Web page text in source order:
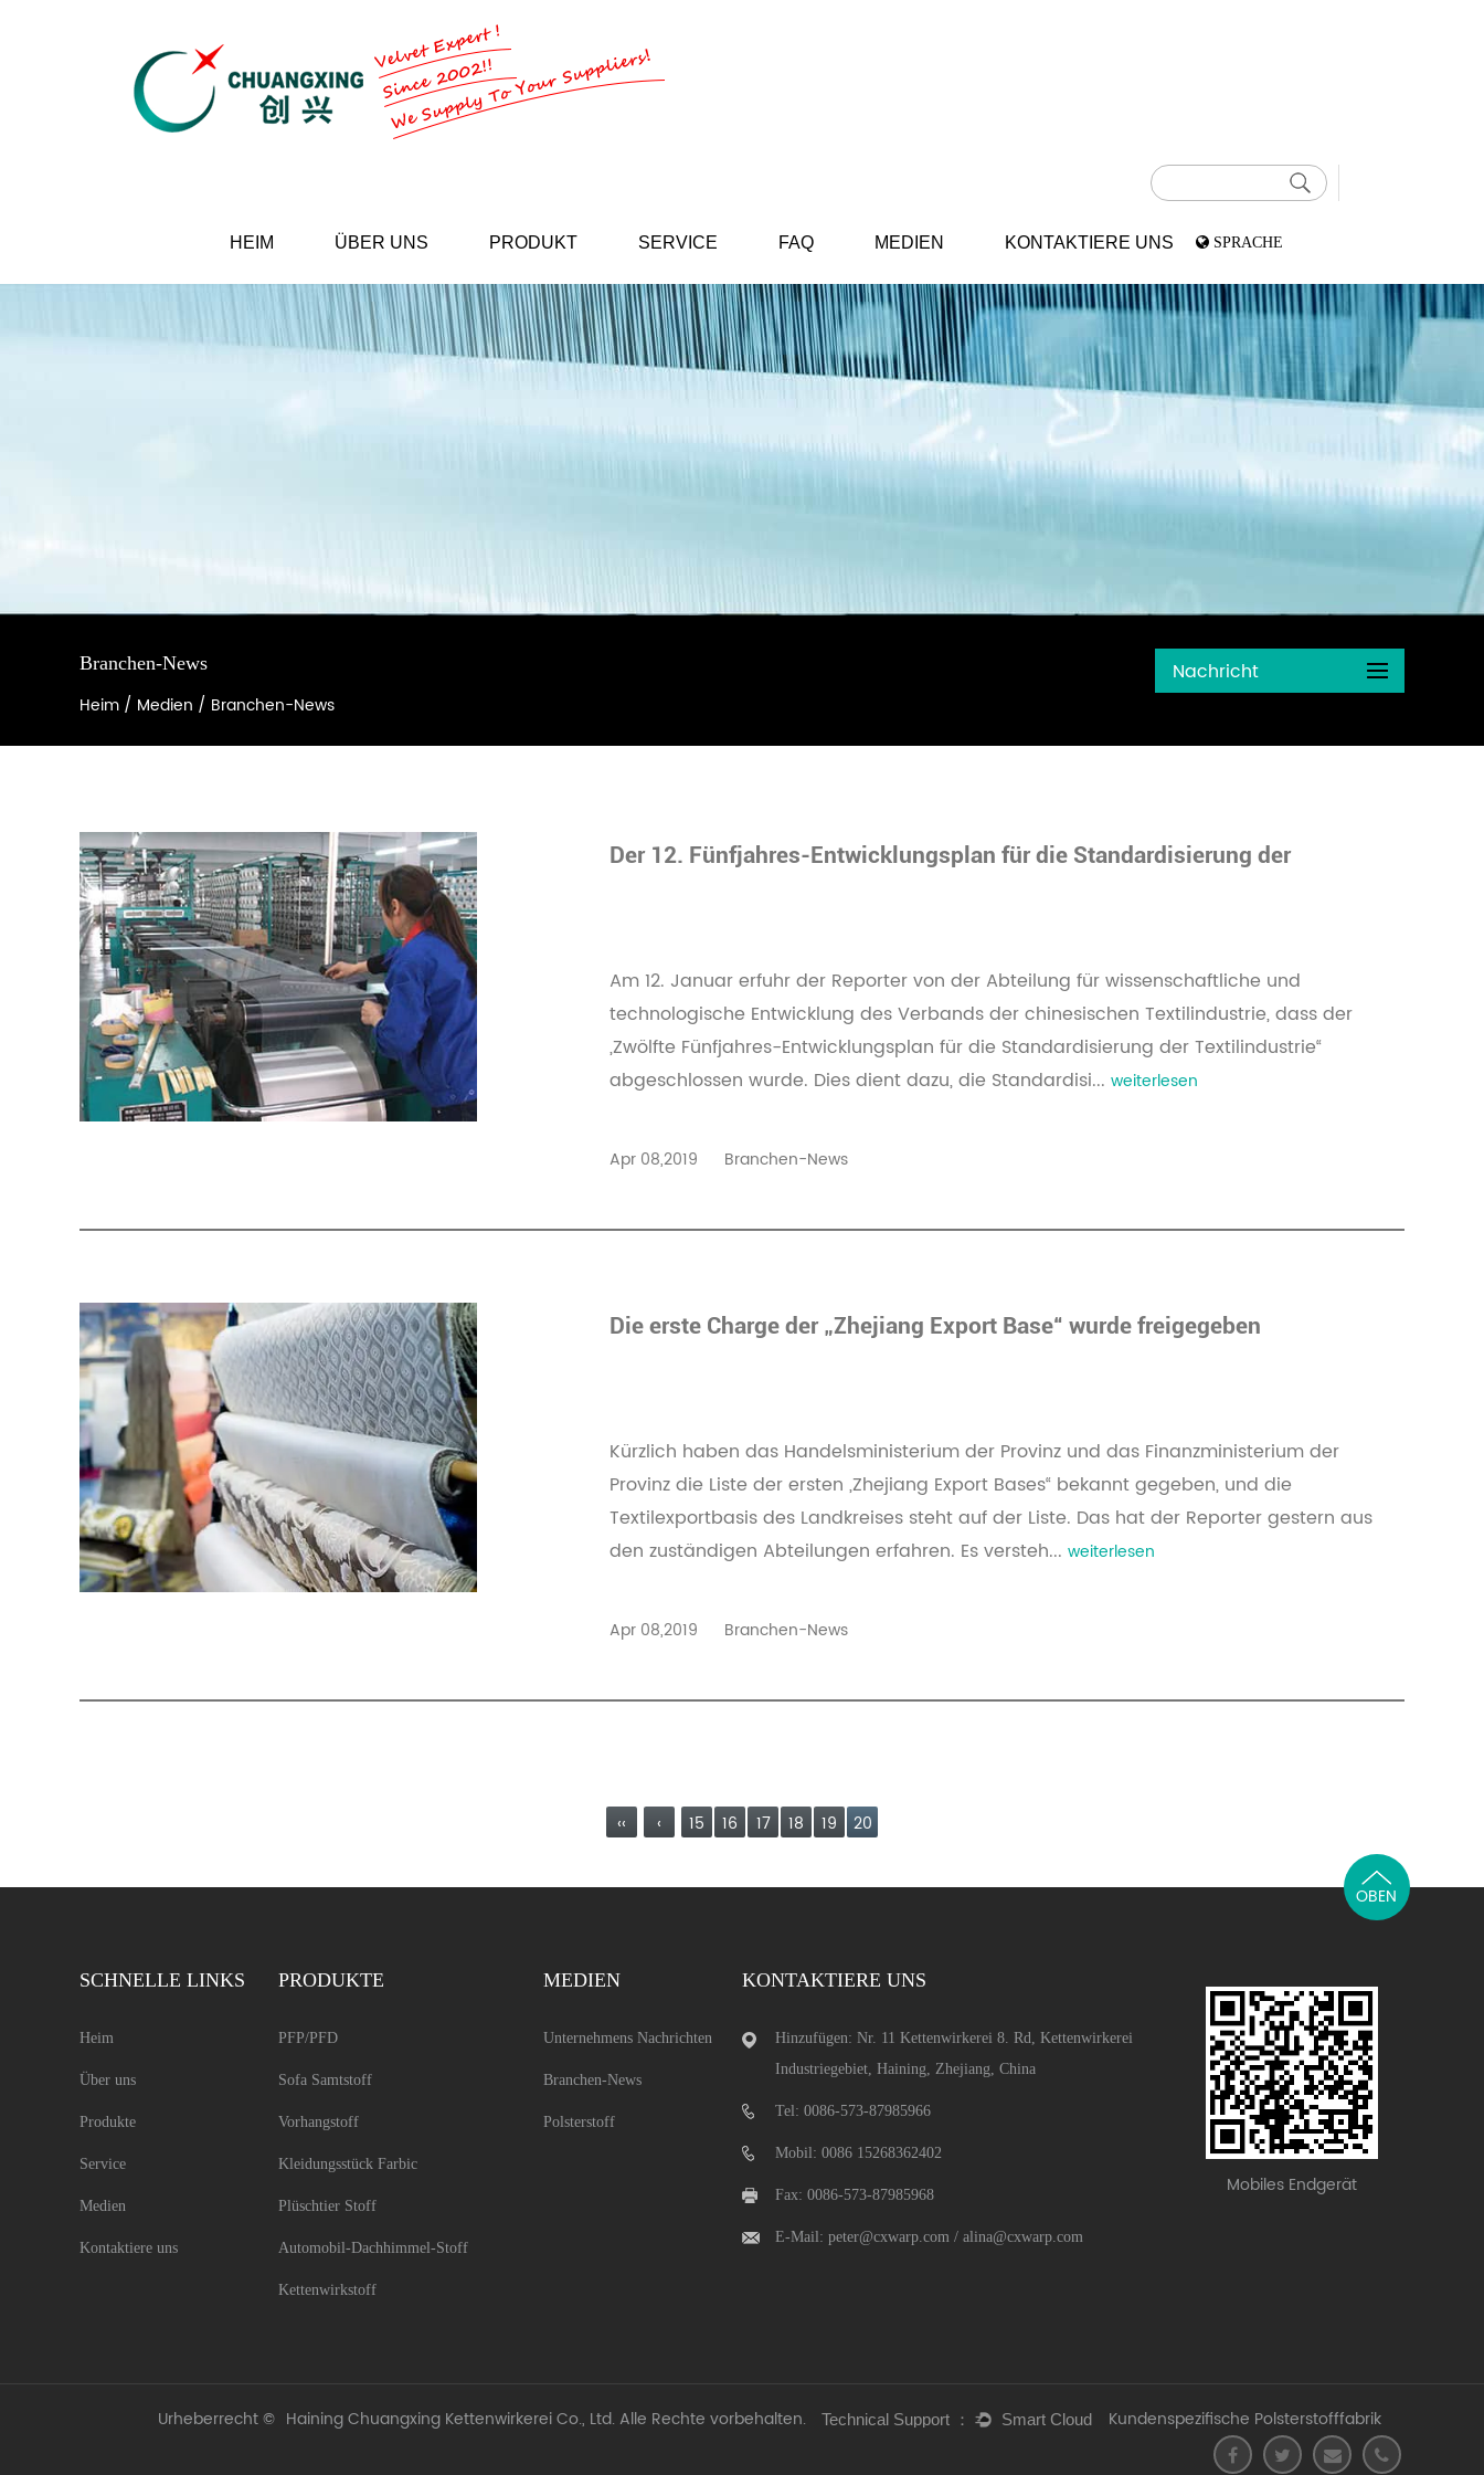
HEIM ÜBER UNS PRODUKT SERVICE FAQ MEDIEN KONTAKTIERE UNS SPRACHE
Branchen-News
Heim / Medien / Branchen-News
Nachricht
Der 12. Fünfjahres-Entwicklungsplan für die Standardisierung der
Am 12. Januar erfuhr der Reporter von der Abteilung für wissenschaftliche und
technologische Entwicklung des Verbands der chinesischen Textilindustrie, dass der
„Zwölfte Fünfjahres-Entwicklungsplan für die Standardisierung der Textilindustrie“
abgeschlossen wurde. Dies dient dazu, die Standardisi... weiterlesen
Apr 08,2019 Branchen-News
Die erste Charge der „Zhejiang Export Base“ wurde freigegeben
Kürzlich haben das Handelsministerium der Provinz und das Finanzministerium der
Provinz die Liste der ersten „Zhejiang Export Bases“ bekannt gegeben, und die
Textilexportbasis des Landkreises steht auf der Liste. Das hat der Reporter gestern aus
den zuständigen Abteilungen erfahren. Es versteh... weiterlesen
Apr 08,2019 Branchen-News
‹‹ ‹ 15 16 17 18 19 20
SCHNELLE LINKS
Heim
Über uns
Produkte
Service
Medien
Kontaktiere uns
PRODUKTE
PFP/PFD
Sofa Samtstoff
Vorhangstoff
Kleidungsstück Farbic
Plüschtier Stoff
Automobil-Dachhimmel-Stoff
Kettenwirkstoff
MEDIEN
Unternehmens Nachrichten
Branchen-News
Polsterstoff
KONTAKTIERE UNS
Hinzufügen: Nr. 11 Kettenwirkerei 8. Rd, Kettenwirkerei
Industriegebiet, Haining, Zhejiang, China
Tel: 0086-573-87985966
Mobil: 0086 15268362402
Fax: 0086-573-87985968
E-Mail: peter@cxwarp.com / alina@cxwarp.com
Mobiles Endgerät
OBEN
Urheberrecht © Haining Chuangxing Kettenwirkerei Co., Ltd. Alle Rechte vorbehalten. Kundenspezifische Polsterstofffabrik